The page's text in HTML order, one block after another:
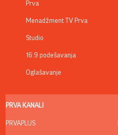
Prva
Menadžment TV Prva
Studio
16:9 podešavanja
Oglašavanje
PRVA KANALI
PRVAPLUS